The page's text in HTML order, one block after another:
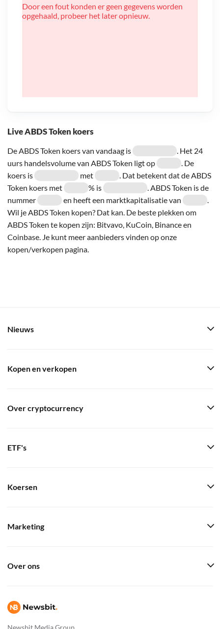
Live ABDS Token koers
De ABDS Token koers van vandaag is
. Het 24
uurs handelsvolume van ABDS Token ligt op
. De
koers is
met
. Dat betekent dat de ABDS
Token koers met
% is
. ABDS Token is de
nummer
en heeft een marktkapitalisatie van
.
Wil je ABDS Token kopen? Dat kan. De beste plekken om
ABDS Token te kopen zijn: Bitvavo, KuCoin, Binance en
Coinbase. Je kunt meer aanbieders vinden op onze
kopen/verkopen pagina.
Door een fout konden er geen gegevens worden
opgehaald, probeer het later opnieuw.
Newsbit Media Group
Nieuws
Kopen en verkopen
Over cryptocurrency
ETF's
Koersen
Marketing
Over ons